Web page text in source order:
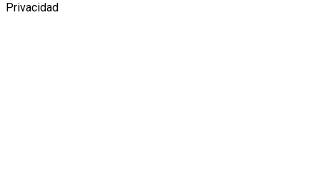
Privacidad